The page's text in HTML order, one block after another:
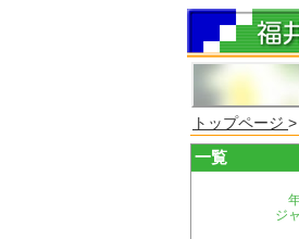
トップページ >
一覧
ジ